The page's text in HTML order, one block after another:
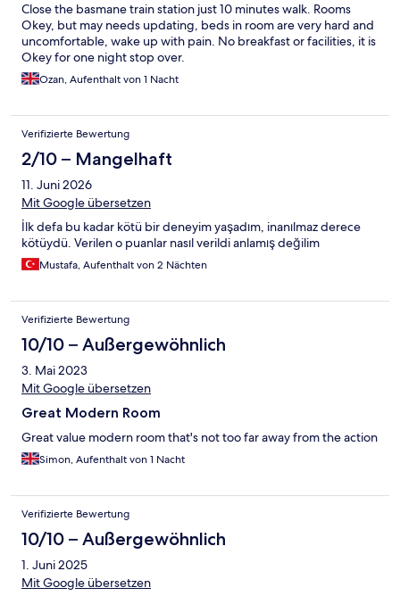
Close the basmane train station just 10 minutes walk. Rooms
Okey, but may needs updating, beds in room are very hard and
uncomfortable, wake up with pain. No breakfast or facilities, it is
Okey for one night stop over.
Ozan, Aufenthalt von 1 Nacht
Verifizierte Bewertung
2/10 – Mangelhaft
11. Juni 2026
Mit Google übersetzen
İlk defa bu kadar kötü bir deneyim yaşadım, inanılmaz derece
kötüydü. Verilen o puanlar nasıl verildi anlamış değilim
Mustafa, Aufenthalt von 2 Nächten
Verifizierte Bewertung
10/10 – Außergewöhnlich
3. Mai 2023
Mit Google übersetzen
Great Modern Room
Great value modern room that's not too far away from the action
Simon, Aufenthalt von 1 Nacht
Verifizierte Bewertung
10/10 – Außergewöhnlich
1. Juni 2025
Mit Google übersetzen